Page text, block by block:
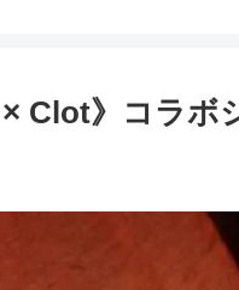
× Clot》コラボ